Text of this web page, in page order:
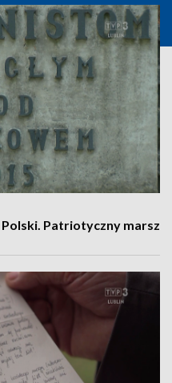
Patriotyczny marsz